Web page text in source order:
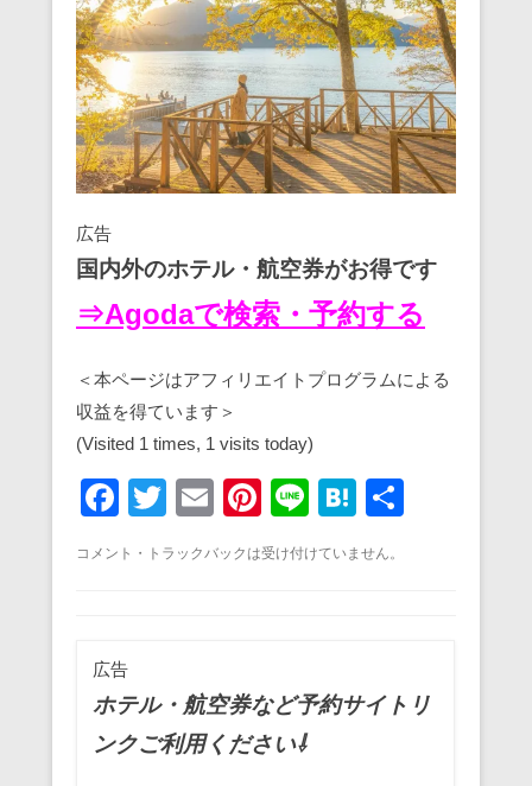
広告
国内外のホテル・航空券がお得です
⇒Agodaで検索・予約する
＜本ページはアフィリエイトプログラムによる
収益を得ています＞
(Visited 1 times, 1 visits today)
F
c
b
o
o
k
T
tt
E
ail
Pi
nt
er
Li
e
H
e
コメント・トラックバックは受け付けていません。
広告
ホテル・航空券など予約サイトリ
ンクご利用ください⇩